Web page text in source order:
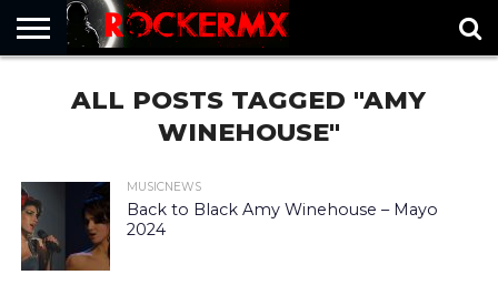
MUSICNEWS
FRAGMENTOS
ROCKERMX
BASEVARSOVIA
PUNTOROCK
ALL POSTS TAGGED "AMY
WINEHOUSE"
MUSICNEWS
Back to Black Amy Winehouse – Mayo
2024